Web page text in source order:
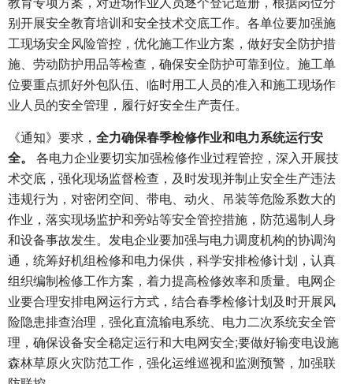
别开展安全教育培训和安全技术交底工作。各单位要加强施
工现场安全风险管控，优化施工作业方案，做好安全防护措
施、劳动防护用品等检查，确保安全防护可靠到位。施工单
位要重点抓好外包队伍、临时用工人员的准入和施工现场作
业人员的安全管理，履行好安全生产责任。
《通知》要求， 全力确保春季检修作业和电力系统运行安
全。
各电力企业要切实加强检修作业过程管控，深入开展技
术交底，强化现场监督检查，及时发现并制止安全生产违法
违规行为，对密闭空间、带电、动火、吊装等危险系数大的
作业，落实现场监护和旁站等安全管控措施，防范遏制人身
和设备事故发生。发电企业要加强与电力调度机构的协调沟
通，统筹好机组检修和电力保供，科学安排检修计划，认真
组织编制检修工作方案，着力提高检修效率和质量。电网企
业要合理安排电网运行方式，结合春季检修计划及时开展风
险隐患排查治理，强化直流输电系统、电力二次系统安全管
理，确保设备安全稳定运行和大电网安全;要做好输变电设施
森林草原火灾防范工作，强化运维巡视和监测预警，加强联